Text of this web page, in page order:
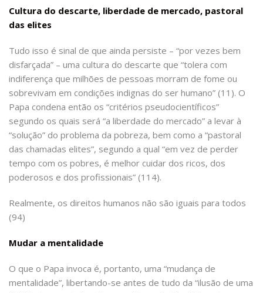
Cultura do descarte, liberdade de mercado, pastoral
das elites
Tudo isso é sinal de que ainda persiste – “por vezes bem
disfarçada” – uma cultura do descarte que “tolera com
indiferença que milhões de pessoas morram de fome ou
sobrevivam em condições indignas do ser humano” (11). O
Papa condena então os “critérios pseudocientíficos”
segundo os quais será “a liberdade do mercado” a levar à
“solução” do problema da pobreza, bem como a “pastoral
das chamadas elites”, segundo a qual “em vez de perder
tempo com os pobres, é melhor cuidar dos ricos, dos
poderosos e dos profissionais” (114).
Realmente, os direitos humanos não são iguais para todos
(94)
Mudar a mentalidade
O que o Papa invoca é, portanto, uma “mudança de
mentalidade”, libertando-se antes de tudo da “ilusão de uma